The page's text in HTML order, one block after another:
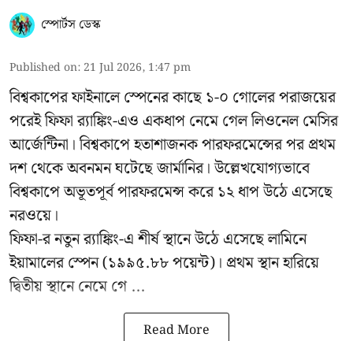
স্পোর্টস ডেস্ক
Published on: 21 Jul 2026, 1:47 pm
বিশ্বকাপের ফাইনালে স্পেনের কাছে ১-০ গোলের পরাজয়ের
পরেই ফিফা র‍্যাঙ্কিং-এও একধাপ নেমে গেল লিওনেল মেসির
আর্জেন্টিনা। বিশ্বকাপে হতাশাজনক পারফরমেন্সের পর প্রথম
দশ থেকে অবনমন ঘটেছে জার্মানির। উল্লেখযোগ্যভাবে
বিশ্বকাপে অভূতপূর্ব পারফরমেন্স করে ১২ ধাপ উঠে এসেছে
নরওয়ে।
ফিফা-র নতুন র‍্যাঙ্কিং-এ শীর্ষ স্থানে উঠে এসেছে লামিনে
ইয়ামালের স্পেন (১৯৯৫.৮৮ পয়েন্ট)। প্রথম স্থান হারিয়ে
দ্বিতীয় স্থানে নেমে গে ...
Read More